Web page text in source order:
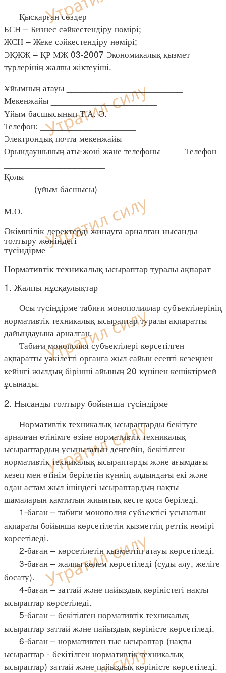
Қысқарған сөздер
БСН – Бизнес сәйкестендіру нөмірі;
ЖСН – Жеке сәйкестендіру нөмірі;
ЭҚЖЖ – ҚР МЖ 03-2007 Экономикалық қызмет
түрлерінің жалпы жіктеуіші.
Ұйымның атауы _______________________
Мекенжайы _____________________
Ұйым басшысының Т.А. Ә. ________________
Телефон: ___________________
Электрондық почта мекенжайы ____________
Орындаушының аты-жөні және телефоны ____ Телефон
Қолы _____________________________
(ұйым басшысы)
М.О.
Әкімшілік деректерді жинауға арналған нысанды
толтыру жөніндегі
түсіндірме
Нормативтік техникалық ысыраптар туралы ақпарат
1. Жалпы нұсқаулықтар
Осы түсіндірме табиғи монополиялар субъектілерінің
нормативтік техникалық ысыраптар туралы ақпаратты
дайындауына арналған.
Табиғи монополия субъектілері көрсетілген
ақпаратты уәкілетті органға жыл сайын есепті кезеңнен
кейінгі жылдың бірінші айының 20 күнінен кешіктірмей
ұсынады.
2. Нысанды толтыру бойынша түсіндірме
Нормативтік техникалық ысыраптарды бекітуге
арналған өтінімге өзіне нормативтік техникалық
ысыраптардың ұсынылатын деңгейін, бекітілген
нормативтік техникалық ысыраптарды және ағымдағы
кезең мен өтінім берілетін күннің алдындағы екі және
одан астам жыл ішіндегі ысыраптардың нақты
шамаларын қамтитын жиынтық кесте қоса беріледі.
1-баған – табиғи монополия субъектісі ұсынатын
ақпараты бойынша көрсетілетін қызметтің реттік нөмірі
көрсетіледі.
2-баған – көрсетілетін қызметтің атауы көрсетіледі.
3-баған – жалпы көлем көрсетіледі (суды алу, желіге
босату).
4-баған – заттай және пайыздық көріністегі нақты
ысыраптар көрсетіледі.
5-баған – бекітілген нормативтік техникалық
ысыраптар заттай және пайыздық көріністе көрсетіледі.
6-баған – нормативтен тыс ысыраптар (нақты
ысыраптар - бекітілген нормативтік техникалық
ысыраптар) заттай және пайыздық көріністе көрсетіледі.